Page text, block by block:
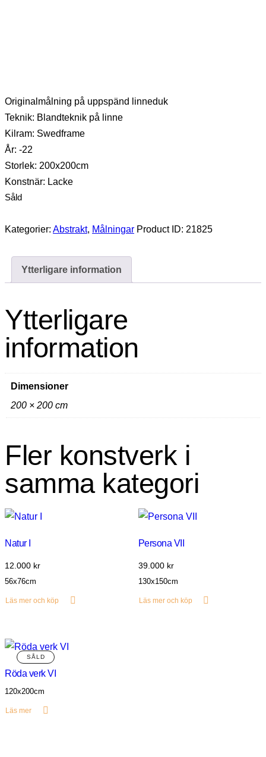
Originalmålning på uppspänd linneduk
Teknik: Blandteknik på linne
Kilram: Swedframe
År: -22
Storlek: 200x200cm
Konstnär: Lacke
Såld
Kategorier: Abstrakt, Målningar Product ID: 21825
Ytterligare information
Ytterligare
information
Dimensioner
200 × 200 cm
Fler konstverk i
samma kategori
Natur I
12.000 kr
56x76cm
Läs mer och köp
Persona VII
39.000 kr
130x150cm
Läs mer och köp
Röda verk VI
120x200cm
Läs mer